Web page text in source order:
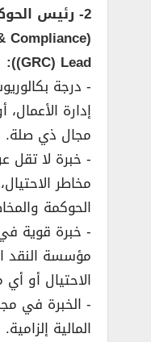
2- رئيس
Compliance
(GRC) Lead):
­- درجة
إدارة الأعمال،
مجال ذي صلة.
مخاطر
الحوكمة
­- خبرة قوية
مؤسسة النقد
الاحتيال أو
­- الخبرة في
المالية إلزامية.